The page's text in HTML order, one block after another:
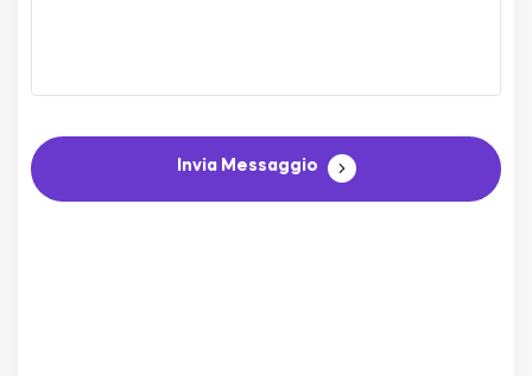
Invia Messaggio